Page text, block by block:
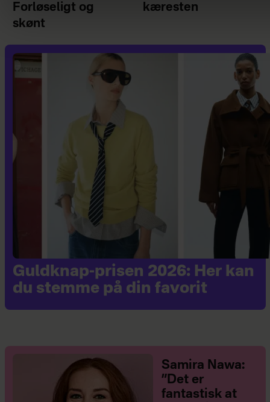
Forløseligt og
skønt
kæresten
Guldknap-prisen 2026: Her kan
du stemme på din favorit
Samira Nawa:
”Det er
fantastisk at